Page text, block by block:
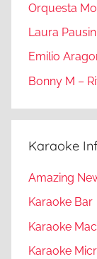
Orquesta
Laura
Emilio
Bonny M –
Karaoke
Amazing
Karaoke Bar
Karaoke
Karaoke